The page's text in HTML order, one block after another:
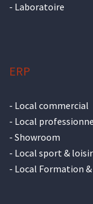
- Laboratoire
ERP
- Local commercial
- Local
- Showroom
- Local sport &
- Local Formation